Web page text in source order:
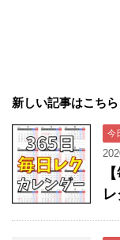
新しい記事はこちら
今